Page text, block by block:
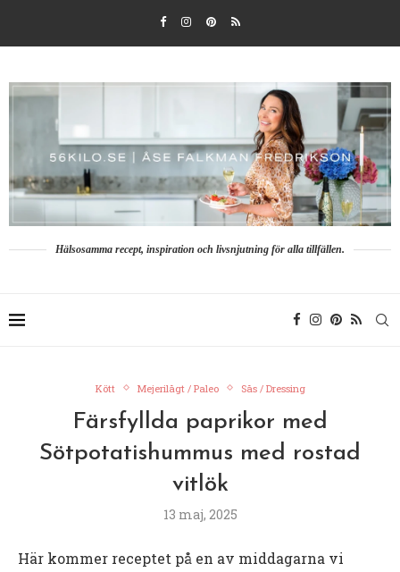
Hälsosamma recept, inspiration och livsnjutning för alla tillfällen.
Kött Mejerilågt / Paleo Sås / Dressing
Färsfyllda paprikor med
Sötpotatishummus med rostad
vitlök
13 maj, 2025
Här kommer receptet på en av middagarna vi